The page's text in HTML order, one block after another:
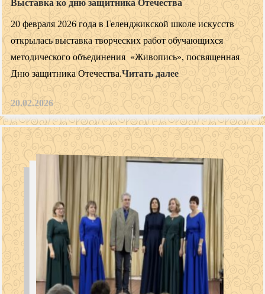
Выставка ко дню защитника Отечества
20 февраля 2026 года в Геленджикской школе искусств
открылась выставка творческих работ обучающихся
методического объединения «Живопись», посвященная
Дню защитника Отечества.Читать далее
20.02.2026